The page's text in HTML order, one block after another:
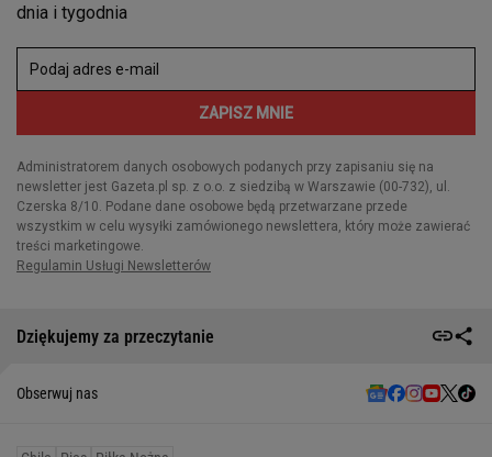
Dziękujemy za przeczytanie
Obserwuj nas